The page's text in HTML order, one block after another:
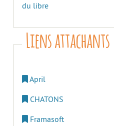
du libre
Liens attachants
April
CHATONS
Framasoft